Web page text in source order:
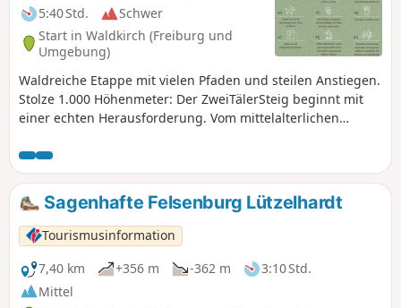
5:40 Std.
Schwer
Start in Waldkirch (Freiburg und
Umgebung)
Waldreiche Etappe mit vielen Pfaden und steilen Anstiegen.
Stolze 1.000 Höhenmeter: Der ZweiTälerSteig beginnt mit
einer echten Herausforderung. Vom mittelalterlichen
auf den Kandel, den höchsten Punkt des Zweitälersteigs.
Doch auch wenn der Aufstieg manchmal steil ist: Der Gipfel
ist schneller erreicht als gedacht.
Sagenhafte Felsenburg Lützelhardt
Tourismusinformation
7,40 km
+356 m -362 m
3:10 Std.
Mittel